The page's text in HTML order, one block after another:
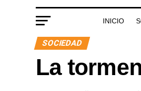
INICIO
SOCIEDAD
La